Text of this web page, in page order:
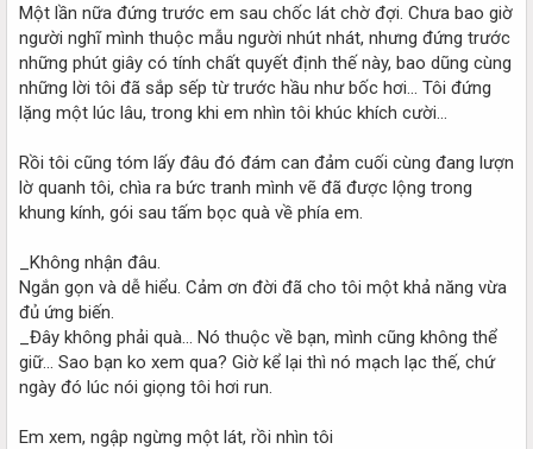
Một lần nữa đứng trước em sau chốc lát chờ đợi. Chưa bao giờ
người nghĩ mình thuộc mẫu người nhút nhát, nhưng đứng trước
những phút giây có tính chất quyết định thế này, bao dũng cùng
những lời tôi đã sắp sếp từ trước hầu như bốc hơi... Tôi đứng
lặng một lúc lâu, trong khi em nhìn tôi khúc khích cười...
Rồi tôi cũng tóm lấy đâu đó đám can đảm cuối cùng đang lượn
lờ quanh tôi, chìa ra bức tranh mình vẽ đã được lộng trong
khung kính, gói sau tấm bọc quà về phía em.
_Không nhận đâu.
Ngắn gọn và dễ hiểu. Cảm ơn đời đã cho tôi một khả năng vừa
đủ ứng biến.
_Đây không phải quà... Nó thuộc về bạn, mình cũng không thể
giữ... Sao bạn ko xem qua? Giờ kể lại thì nó mạch lạc thế, chứ
ngày đó lúc nói giọng tôi hơi run.
Em xem, ngập ngừng một lát, rồi nhìn tôi